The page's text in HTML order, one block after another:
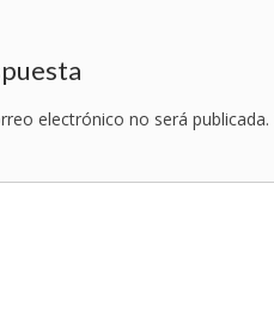
electrónico no será publicada.